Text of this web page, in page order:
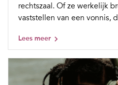
rechtszaal. Of ze werkelijk
vaststellen van een vonnis,
Lees meer